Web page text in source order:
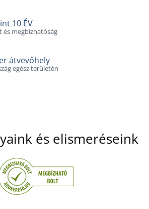
10 ÉV
és megbízhatóság
átvevőhely
egész területén
és elismeréseink